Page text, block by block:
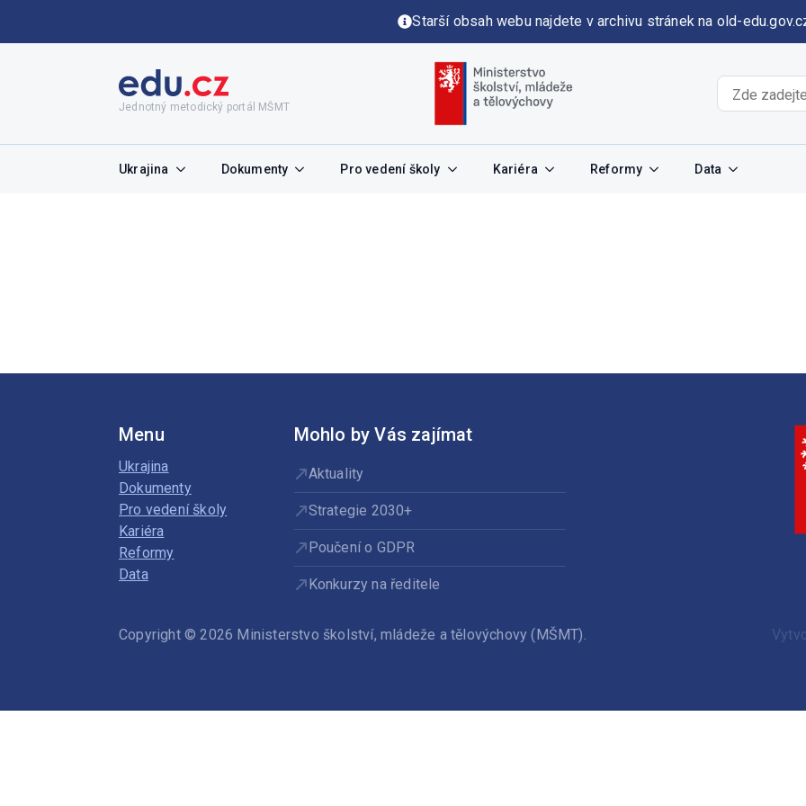
Starší obsah webu najdete v archivu stránek na old-
Jednotný metodický portál MŠMT
Ukrajina Dokumenty Pro vedení školy Kariéra Reformy Data
Menu
Ukrajina
Dokumenty
Pro vedení školy
Kariéra
Reformy
Data
Mohlo by Vás zajímat
Aktuality
Strategie 2030+
Poučení o GDPR
Konkurzy na ředitele
Copyright © 2026 Ministerstvo školství, mládeže a tělovýchovy (MŠMT).